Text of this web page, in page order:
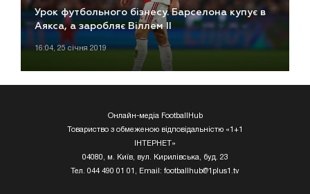
Урок футбольного бізнесу. Барселона купує в
Аякса, а заробляє Віллем ІІ
16:04, 25 січня 2019
Онлайн-медіа FootballHub
Товариство з обмеженою відповідальністю «1+1
ІНТЕРНЕТ»
04080, м. Київ, вул. Кирилівська, буд. 23
Тел. 044 490 01 01, Email: footballhub@1plus1.tv